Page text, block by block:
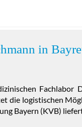
in
Fachlabor
die logistischen
Bayern (KVB)